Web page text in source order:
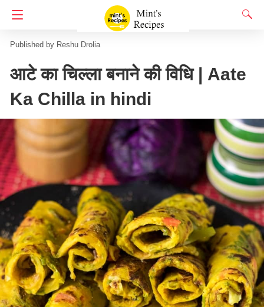
Homepage
Reshu Drolia
आटे का चिल्ला बनाने की विधि | Aate
Ka Chilla in hindi